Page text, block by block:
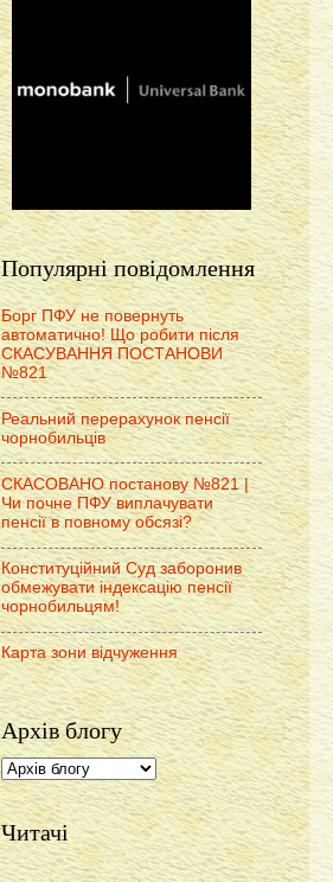
Популярні повідомлення
Борг ПФУ не повернуть
автоматично! Що робити після
СКАСУВАННЯ ПОСТАНОВИ
№821
Реальний перерахунок пенсії
чорнобильців
СКАСОВАНО постанову №821 |
Чи почне ПФУ виплачувати
пенсії в повному обсязі?
Конституційний Суд заборонив
обмежувати індексацію пенсії
чорнобильцям!
Карта зони відчуження
Архів блогу
Читачі